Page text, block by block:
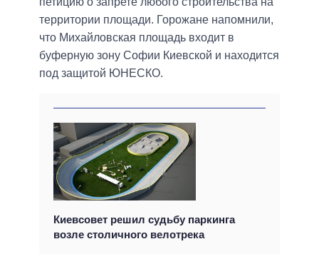
территории площади. Горожане напомнили,
что Михайловская площадь входит в
буферную зону Софии Киевской и находится
под защитой ЮНЕСКО.
Киевсовет решил судьбу паркинга
возле столичного велотрека